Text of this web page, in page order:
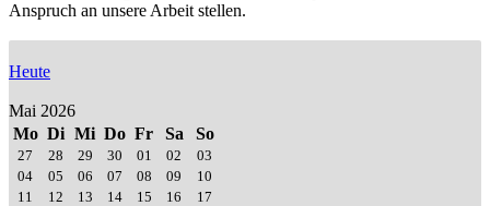
Anspruch an unsere Arbeit stellen.
Heute
Mai 2026
Mo Di Mi Do Fr Sa So
27 28 29 30 01 02
03
04
05 06 07 08 09
10
11
12 13 14 15 16
17